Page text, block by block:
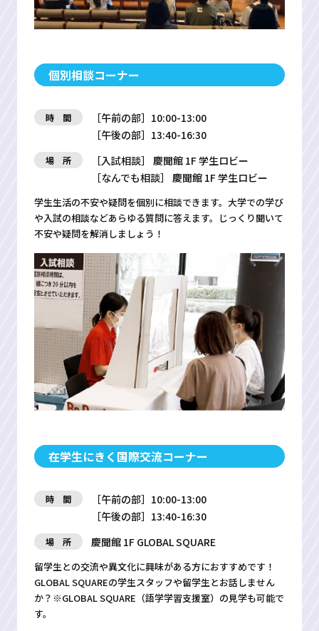
個別相談コーナー
時 間
［午前の部］10:00-13:00
［午後の部］13:40-16:30
場 所
［入試相談］ 慶聞館 1F 学生ロビー
［なんでも相談］ 慶聞館 1F 学生ロビー
学生生活の不安や疑問を個別に相談できます。大学での学び
や入試の相談などあらゆる質問に答えます。じっくり聞いて
不安や疑問を解消しましょう！
在学生にきく国際交流コーナー
時 間
［午前の部］10:00-13:00
［午後の部］13:40-16:30
場 所 慶聞館 1F GLOBAL SQUARE
留学生との交流や異文化に興味がある方におすすめです！
GLOBAL SQUAREの学生スタッフや留学生とお話しません
か？※GLOBAL SQUARE（語学学習支援室）の見学も可能で
す。